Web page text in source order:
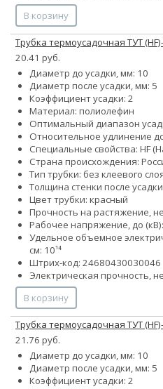
В корзину
Трубка термоусадочная ТУТ
20.41 руб.
Диаметр до усадки, мм: 10
Диаметр после усадки, мм: 5
Коэффициент усадки: 2
Материал: полиолефин
Оптимальный диапазон
Относительное удлинение
Специальные свойства: HF
Страна происхождения:
Тип трубки: без клеевого
Толщина стенки после
Цвет трубки: красный
Прочность на растяжение,
Рабочее напряжение, до
Удельное объемное
см: 10¹⁴
Штрих-код: 24680430030046
Электрическая прочность,
В корзину
Трубка термоусадочная ТУТ
21.76 руб.
Диаметр до усадки, мм: 10
Диаметр после усадки, мм: 5
Коэффициент усадки: 2